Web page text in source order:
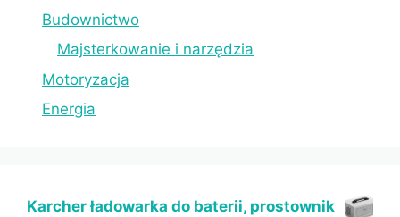
Budownictwo
Majsterkowanie i narzędzia
Motoryzacja
Energia
Karcher ładowarka do baterii, prostownik